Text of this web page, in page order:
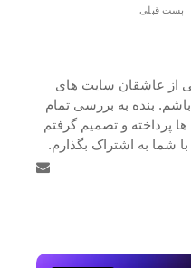
پست قبلی
از عاشقان سایت های
بنده به بررسی تمام
پرداخته و تصمیم گرفتم
شما به اشتراک بگذارم.